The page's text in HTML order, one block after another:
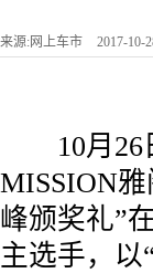
来源:网上车市 2017-10-
10月26
MISSION
峰颁奖礼”
主选手，以